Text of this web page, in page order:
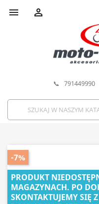
 
📞 791449990
-7%
PRODUKT
MAGAZYNACH. PO
SKONTAKTUJEMY SIĘ